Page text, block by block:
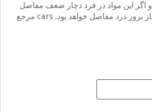
اگر این مواد در فرد دچار ضعف مفاصل
زیاد شود؛ زمینه‌ساز بروز درد مفاصل خواهد بود. cars مرجع